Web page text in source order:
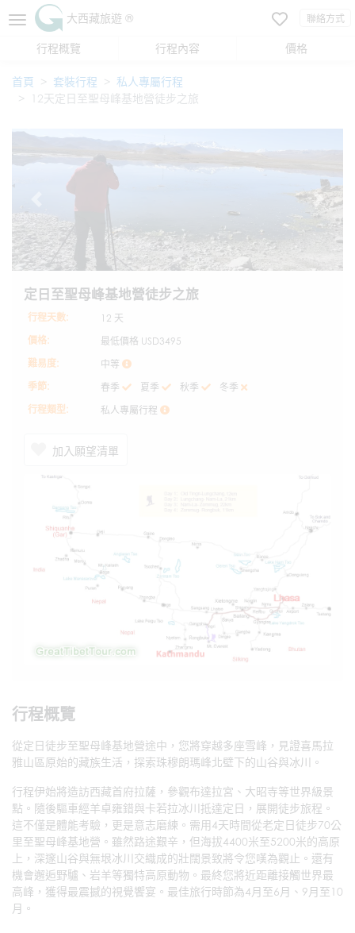
大西藏旅遊 ® 聯絡方式
行程概覽 行程內容 價格
首頁 套裝行程
私人專屬行程
12天定日至聖母峰基地營徒步之旅
定日至聖母峰基地營徒步之旅
行程天數:
12 天
價格:
最低價格 USD3495
難易度:
中等
季節:
春季 夏季 秋季
冬季
行程類型:
私人專屬行程
加入願望清單
行程概覽
從定日徒步至聖母峰基地營途中，您將穿越多座雪峰，見證喜馬拉
雅山區原始的藏族生活，探索珠穆朗瑪峰北壁下的山谷與冰川。
行程伊始將造訪西藏首府拉薩，參觀布達拉宮、大昭寺等世界級景
點。隨後驅車經羊卓雍錯與卡若拉冰川抵達定日，展開徒步旅程。
這不僅是體能考驗，更是意志磨練。需用4天時間從老定日徒步70公
里至聖母峰基地營。雖然路途艱辛，但海拔4400米至5200米的高原
上，深邃山谷與無垠冰川交織成的壯闊景致將令您嘆為觀止。還有
機會邂逅野驢、岩羊等獨特高原動物。最終您將近距離接觸世界最
高峰，獲得最震撼的視覺饗宴。最佳旅行時節為4月至6月、9月至10
月。